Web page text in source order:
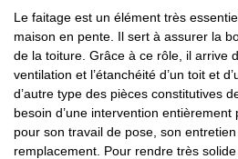
Le faitage est un élément très
maison en pente. Il sert à assurer la
de la toiture. Grâce à ce rôle, il arrive
ventilation et l’étanchéité d’un toit et
d’autre type des pièces constitutives
besoin d’une intervention
pour son travail de pose, son
remplacement. Pour rendre très